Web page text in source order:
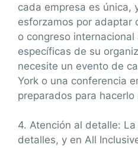
cada empresa es única,
esforzamos por adaptar
o congreso
específicas de su
necesite un evento de
York o una conferencia
preparados para hacerlo
4. Atención al detalle:
detalles, y en All